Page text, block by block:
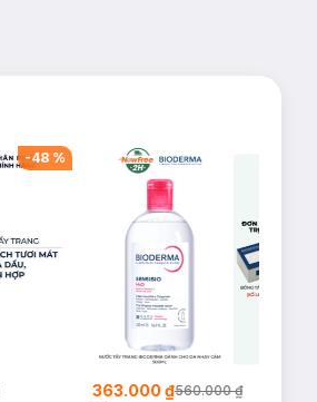
-48%
363.000 ₫560.000 ₫